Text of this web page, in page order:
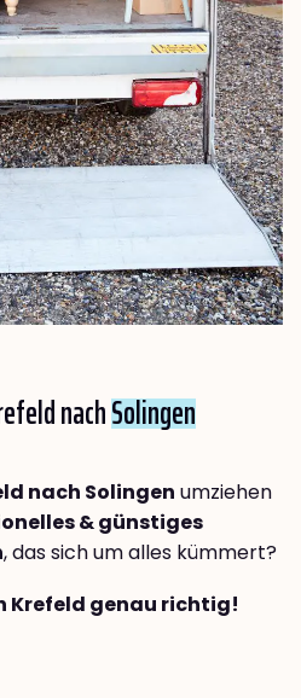
nachSolingen
nach Solingen umziehen
& günstiges
, das sich um alles kümmert?
Krefeld genau richtig!